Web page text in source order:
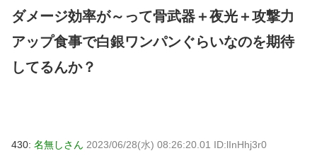
ダメージ効率が～って骨武器＋夜光＋攻撃力
アップ食事で白銀ワンパンぐらいなのを期待
してるんか？
430: 名無しさん 2023/06/28(水) 08:26:20.01 ID:lInHhj3r0